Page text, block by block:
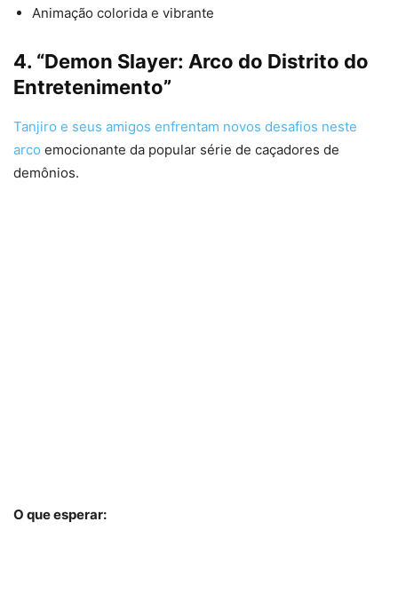
Animação colorida e vibrante
4. “Demon Slayer: Arco do Distrito do
Entretenimento”
Tanjiro e seus amigos enfrentam novos desafios neste
arco emocionante da popular série de caçadores de
demônios.
O que esperar: